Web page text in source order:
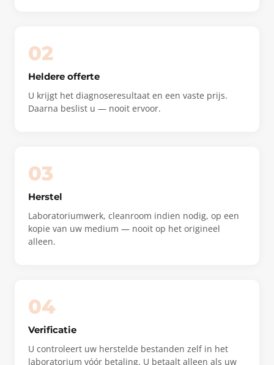
02
Heldere offerte
U krijgt het diagnoseresultaat en een vaste prijs.
Daarna beslist u — nooit ervoor.
03
Herstel
Laboratoriumwerk, cleanroom indien nodig, op een
kopie van uw medium — nooit op het origineel
alleen.
04
Verificatie
U controleert uw herstelde bestanden zelf in het
laboratorium vóór betaling. U betaalt alleen als uw